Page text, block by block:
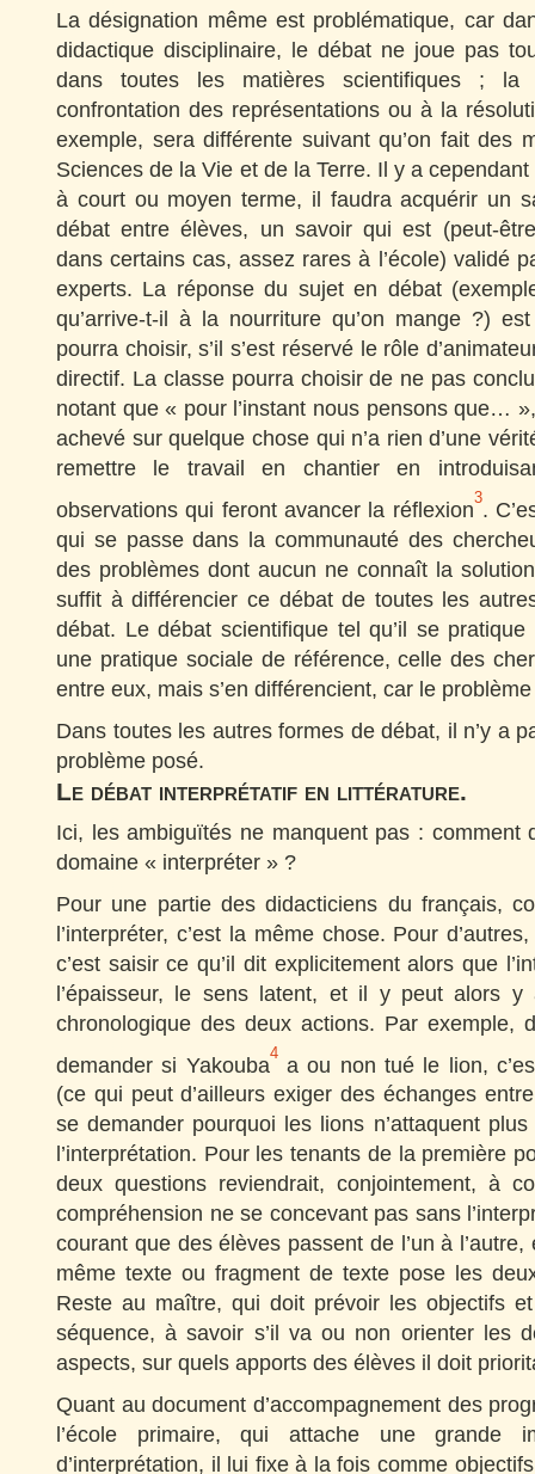
La désignation même est problématique, car
didactique disciplinaire, le débat ne joue pas
dans toutes les matières scientifiques ;
confrontation des représentations ou à la
exemple, sera différente suivant qu’on fait des
Sciences de la Vie et de la Terre. Il y a
à court ou moyen terme, il faudra acquérir un
débat entre élèves, un savoir qui est (peut-
dans certains cas, assez rares à l’école) validé
experts. La réponse du sujet en débat
qu’arrive-t-il à la nourriture qu’on mange ?)
pourra choisir, s’il s’est réservé le rôle
directif. La classe pourra choisir de ne pas
notant que « pour l’instant nous pensons que…
achevé sur quelque chose qui n’a rien d’une
remettre le travail en chantier en
observations qui feront avancer la réflexion3.
qui se passe dans la communauté des
des problèmes dont aucun ne connaît la
suffit à différencier ce débat de toutes les
débat. Le débat scientifique tel qu’il se pratique
une pratique sociale de référence, celle des
entre eux, mais s’en différencient, car le
Dans toutes les autres formes de débat, il n’y a
problème posé.
Le débat interprétatif en littérature.
Ici, les ambiguïtés ne manquent pas : comment
domaine « interpréter » ?
Pour une partie des didacticiens du français,
l’interpréter, c’est la même chose. Pour
c’est saisir ce qu’il dit explicitement alors que
l’épaisseur, le sens latent, et il y peut alors y
chronologique des deux actions. Par exemple,
demander si Yakouba4 a ou non tué le lion,
(ce qui peut d’ailleurs exiger des échanges
se demander pourquoi les lions n’attaquent
l’interprétation. Pour les tenants de la première
deux questions reviendrait, conjointement, à
compréhension ne se concevant pas sans
courant que des élèves passent de l’un à
même texte ou fragment de texte pose les
Reste au maître, qui doit prévoir les objectifs
séquence, à savoir s’il va ou non orienter les
aspects, sur quels apports des élèves il doit
Quant au document d’accompagnement des
l’école primaire, qui attache une grande
d’interprétation, il lui fixe à la fois comme